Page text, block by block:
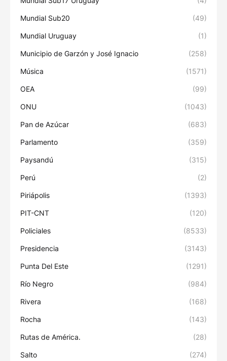
Mundial Sub20 (49)
Mundial Uruguay (1)
Municipio de Garzón y José Ignacio (258)
Música (1571)
OEA (99)
ONU (1043)
Pan de Azúcar (683)
Parlamento (359)
Paysandú (315)
Perú (2)
Piriápolis (1393)
PIT-CNT (120)
Policiales (8533)
Presidencia (3143)
Punta Del Este (1291)
Río Negro (984)
Rivera (168)
Rocha (143)
Rutas de América. (28)
Salto (274)